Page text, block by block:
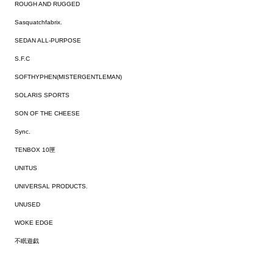
ROUGH AND RUGGED
Sasquatchfabrix.
SEDAN ALL-PURPOSE
S.F.C
SOFTHYPHEN(MISTERGENTLEMAN)
SOLARIS SPORTS
SON OF THE CHEESE
Sync.
TENBOX 10匣
UNITUS
UNIVERSAL PRODUCTS.
UNUSED
WOKE EDGE
不眠遊戯